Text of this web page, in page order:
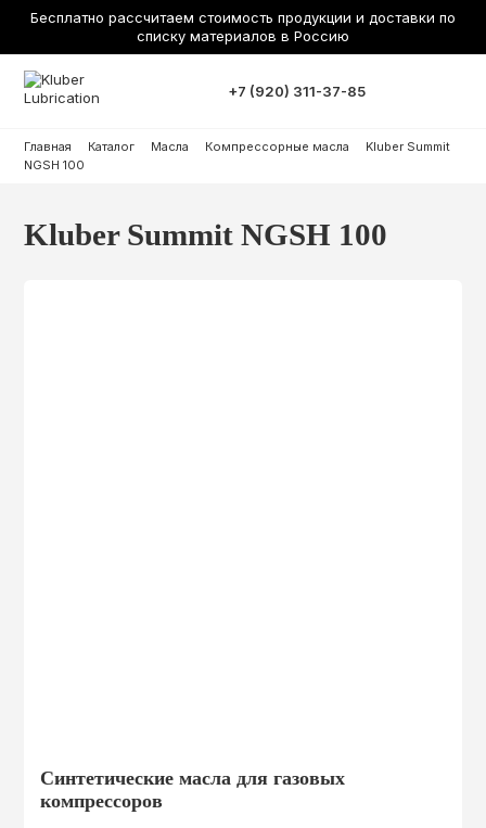
Бесплатно рассчитаем стоимость продукции и доставки по
списку материалов в Россию
+7 (920) 311-37-85
Главная Каталог Масла Компрессорные масла
Kluber Summit
NGSH 100
Kluber Summit NGSH 100
Синтетические масла для газовых
компрессоров